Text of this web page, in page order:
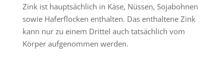
Zink ist hauptsächlich in Käse, Nüssen, Sojabohnen
sowie Haferflocken enthalten. Das enthaltene Zink
kann nur zu einem Drittel auch tatsächlich vom
Körper aufgenommen werden.